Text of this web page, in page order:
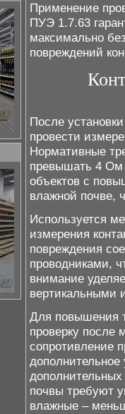
Применение
ПУЭ 1.7.63
максимально
повреждений
После
провести
Нормативные
превышать 4
объектов с
влажной почве,
Используется
измерения
повреждения
проводниками,
внимание
вертикальными
Для повышения
проверку после
сопротивление
дополнительное
почвы требуют
влажные –